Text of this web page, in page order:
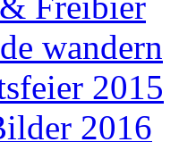
wandern
2015
2016